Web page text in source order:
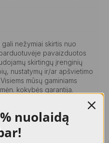
nežymiai skirtis nuo
pavaizduotos
skirtingų įrenginių
nustatymų ir/ar apšvietimo
mūsų gaminiams
kokybės garantija.
nuolaidą